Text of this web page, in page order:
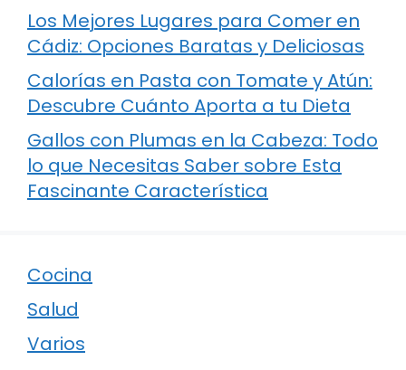
Los Mejores Lugares para Comer en
Cádiz: Opciones Baratas y Deliciosas
Calorías en Pasta con Tomate y Atún:
Descubre Cuánto Aporta a tu Dieta
Gallos con Plumas en la Cabeza: Todo
lo que Necesitas Saber sobre Esta
Fascinante Característica
Cocina
Salud
Varios